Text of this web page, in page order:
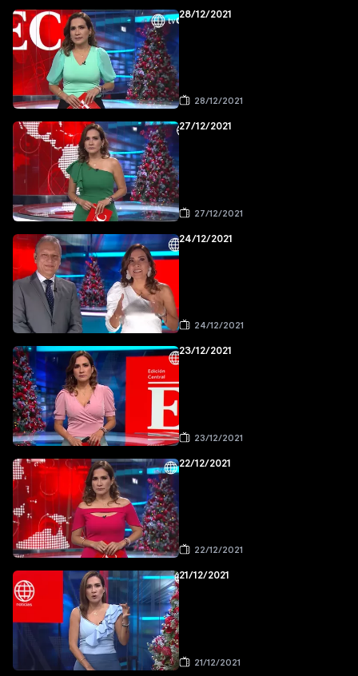
28/12/2021
28/12/2021
27/12/2021
27/12/2021
24/12/2021
24/12/2021
23/12/2021
23/12/2021
22/12/2021
22/12/2021
21/12/2021
21/12/2021